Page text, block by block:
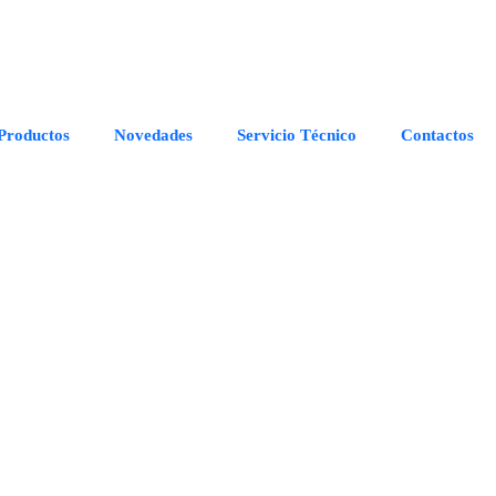
Novedades Servicio Técnico Contactos